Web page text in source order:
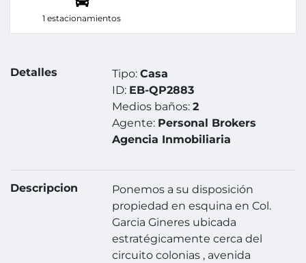
1 estacionamientos
Detalles Tipo:Casa
ID: EB-QP2883
Medios baños:2
Agente: Personal Brokers
Agencia Inmobiliaria
Descripcion
Ponemos a su disposición
propiedad en esquina en Col.
Garcia Gineres ubicada
estratégicamente cerca del
circuito colonias , avenida